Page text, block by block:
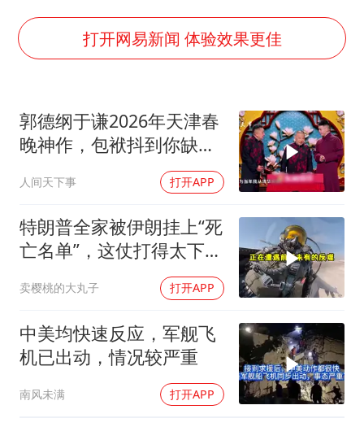
56岁刘奕君跟13岁女儿合跳
三预警齐发 11个省份有大到暴雨
梅婷12岁女儿百花奖发言
从科技创新看开局起步的时与势
打开网易新闻 体验效果更佳
郭德纲于谦2026年天津春
晚神作，包袱抖到你缺氧
人间天下事 打开APP
特朗普全家被伊朗挂上“死
亡名单”，这仗打得太下作
卖樱桃的大丸子 打开APP
中美均快速反应，军舰飞
机已出动，情况较严重
南风未满 打开APP